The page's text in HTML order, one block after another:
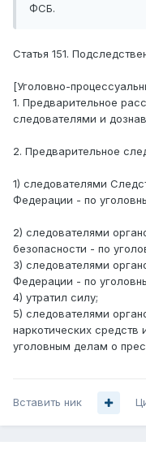
ФСБ.
Статья 151.
[Уголовно-
1. Предварительное
следователями и
2. Предварительное
1) следователями
Федерации - по
2) следователями
безопасности - по
3) следователями
Федерации - по
4) утратил силу;
5) следователями
наркотических средств
уголовным делам о
Вставить ник